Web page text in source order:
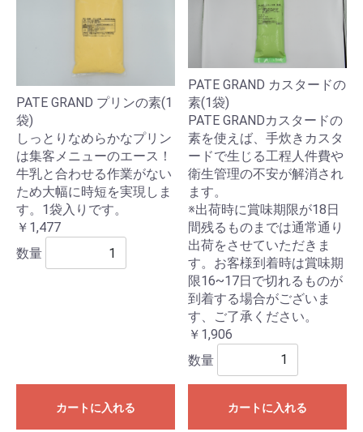
PATE GRAND プリンの素(1
袋)
しっとりなめらかなプリン
は集客メニューのエース！
牛乳と合わせる作業がない
ため大幅に時短を実現しま
す。1袋入りです。
￥1,477
数量
カートに入れる
PATE GRAND カスタードの
素(1袋)
PATE GRANDカスタードの
素を使えば、手炊きカスタ
ードで生じる工程人件費や
衛生管理の不安が解消され
ます。
※出荷時に賞味期限が18日
間残るものまでは通常通り
出荷をさせていただきま
す。お客様到着時は賞味期
限16~17日で切れるものが
到着する場合がございま
す、ご了承ください。
￥1,906
数量
カートに入れる